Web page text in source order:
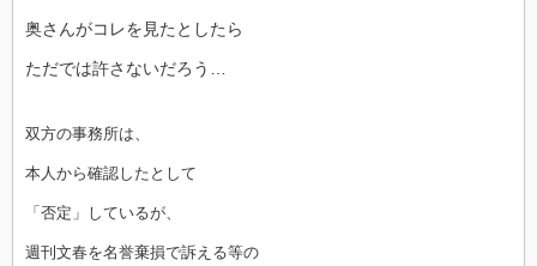
奥さんがコレを見たとしたら
ただでは許さないだろう…
双方の事務所は、
本人から確認したとして
「否定」しているが、
週刊文春を名誉棄損で訴える等の